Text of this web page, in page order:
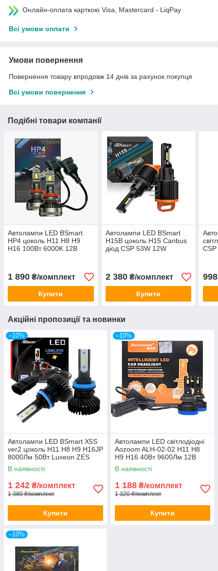
Онлайн-оплата карткою Visa, Mastercard - LiqPay
Всі умови оплати
Умови повернення
Повернення товару впродовж 14 днів за рахунок покупця
Всі умови повернення
Подібні товари компанії
Автолампи LED BSmart
HP4 цоколь H11 H8 H9
H16 100Вт 6000K 12В
1 890 ₴/комплект
Купити
Автолампи LED BSmart
H15B цоколь H15 Canbus
діод CSP 53W 12W
2 380₴/комплект
Купити
998
Акційні пропозиції та новинки
–10%
Автолампи LED BSmart X5S
ver2 цоколь H11 H8 H9 H16JP
8000Лм 50Вт Luxeon ZES
12В-24В
В наявності
1 242 ₴/комплект
1 380 ₴/комплект
Купити
–10%
Автолампи LED світлодіодні
Aozoom ALH-02-02 H11 H8
H9 H16 40Вт 9600Лм 12В
6000K
В наявності
1 188 ₴/комплект
1 320 ₴/комплект
Купити
–10%